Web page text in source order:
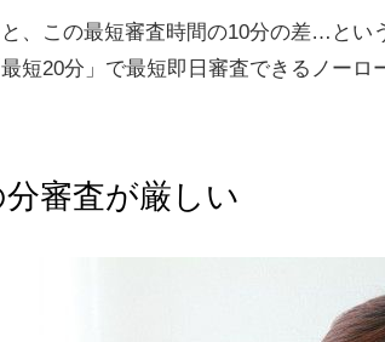
、この最短審査時間の10分の差…とい
短20分」で最短即日審査できるノーロ
審査が厳しい